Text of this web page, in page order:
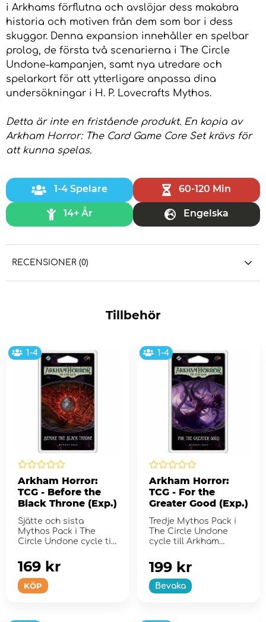
i Arkhams förflutna och avslöjar dess makabra
historia och motiven från dem som bor i dess
skuggor. Denna expansion innehåller en spelbar
prolog, de första två scenarierna i The Circle
Undone-kampanjen, samt nya utredare och
spelarkort för att ytterligare anpassa dina
undersökningar i H. P. Lovecrafts Mythos.
Detta är inte en fristående produkt. En kopia av
Arkham Horror: The Card Game Core Set krävs för
att kunna spelas.
1-4 Spelare 60-120 Min
14+ År Engelska
RECENSIONER (0)
Tillbehör
1-4
Arkham Horror:
TCG - Before the
Black Throne (Exp.)
Sjätte och sista
Mythos Pack i The
Circle Undone cycle till
Card...
KÖP
169 kr
1-4
Arkham Horror:
TCG - For the
Greater Good (Exp.)
Tredje Mythos Pack i
The Circle Undone
cycle till Arkham
Game.
Bevaka
199 kr